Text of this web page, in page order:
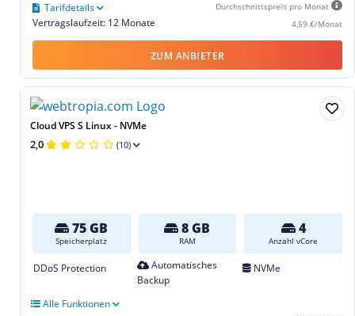
Durchschnittspreis pro Monat
4,59 €/Monat
Vertragslaufzeit: 12 Monate
Tarifdetails
ZUM ANBIETER
Cloud VPS S Linux - NVMe
2,0 (10)
75 GB
Speicherplatz
8 GB
RAM
4
Anzahl vCore
DDoS Protection
Automatisches
Backup
NVMe
Alle Funktionen